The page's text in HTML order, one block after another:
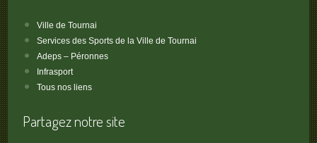
Ville de Tournai
Services des Sports de la Ville de Tournai
Adeps – Péronnes
Infrasport
Tous nos liens
Partagez notre site